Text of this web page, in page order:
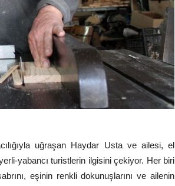
uğraşan Haydar Usta ve ailesi, el
yabancı turistlerin ilgisini çekiyor. Her biri
eşinin renkli dokunuşlarını ve ailenin